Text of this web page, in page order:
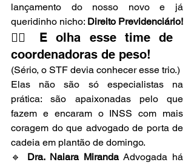
lançamento do nosso novo e já
queridinho nicho: Direito Previdenciário!
👩‍⚖️ E olha esse time de
coordenadoras de peso!
(Sério, o STF devia conhecer esse trio.)
Elas não são só especialistas na
prática: são apaixonadas pelo que
fazem e encaram o INSS com mais
coragem do que advogado de porta de
cadeia em plantão de domingo.
🔹 Dra. Naiara Miranda Advogada há